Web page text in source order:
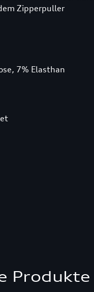
Zipperpuller
7% Elasthan
Produkte